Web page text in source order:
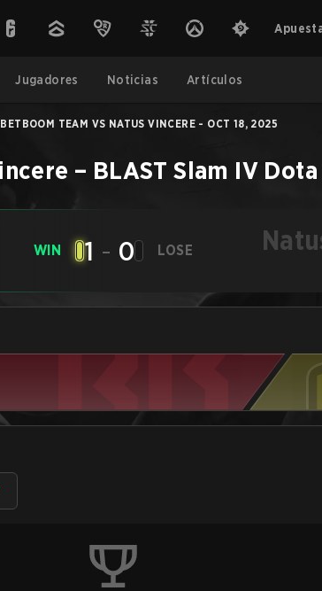
Jugadores Noticias Artículos
BETBOOM TEAM VS NATUS VINCERE - OCT 18, 2025
– BLAST Slam IV Dota
WIN 1 - 0 LOSE